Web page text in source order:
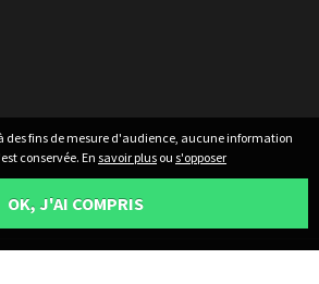
des fins de mesure d'audience, aucune information
conservée. En savoir plus ou s'opposer
OK, J'AI COMPRIS